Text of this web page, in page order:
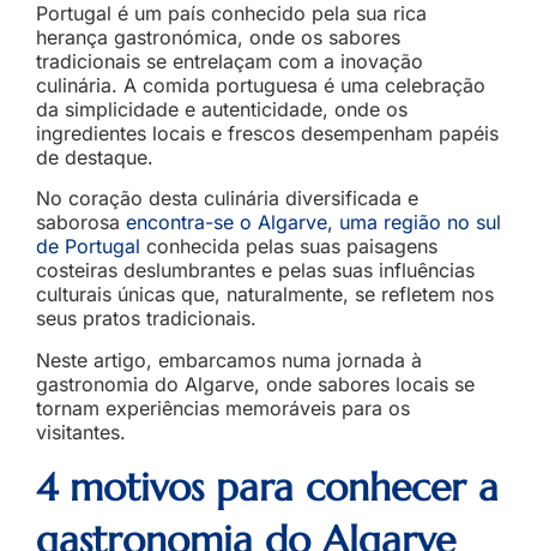
Portugal é um país conhecido pela sua rica
herança gastronómica, onde os sabores
tradicionais se entrelaçam com a inovação
culinária. A comida portuguesa é uma celebração
da simplicidade e autenticidade, onde os
ingredientes locais e frescos desempenham papéis
de destaque.
No coração desta culinária diversificada e
saborosa encontra-se o Algarve, uma região no sul
de Portugal conhecida pelas suas paisagens
costeiras deslumbrantes e pelas suas influências
culturais únicas que, naturalmente, se refletem nos
seus pratos tradicionais.
Neste artigo, embarcamos numa jornada à
gastronomia do Algarve, onde sabores locais se
tornam experiências memoráveis para os
visitantes.
4 motivos para conhecer a
gastronomia do Algarve